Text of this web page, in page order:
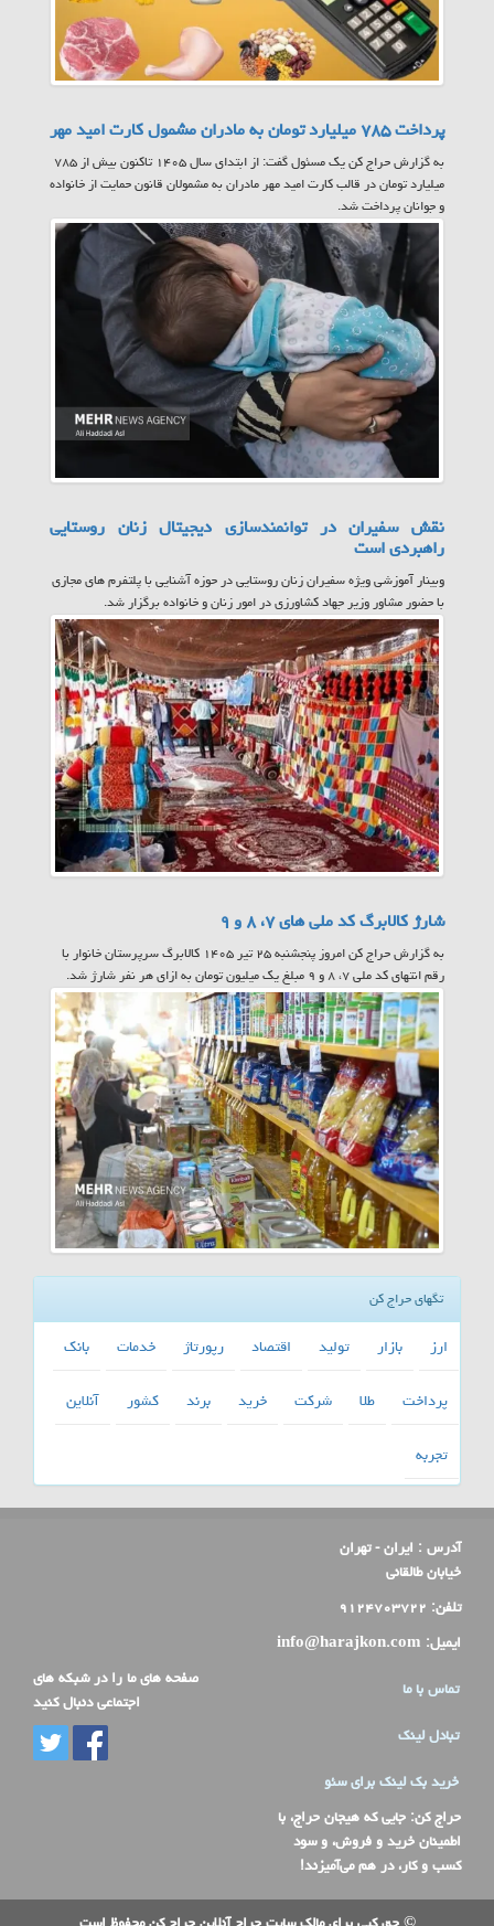
پرداخت ۷۸۵ میلیارد تومان به مادران مشمول کارت امید مهر
به گزارش حراج کن یک مسئول گفت: از ابتدای سال ۱۴۰۵ تاکنون بیش از ۷۸۵
میلیارد تومان در قالب کارت امید مهر مادران به مشمولان قانون حمایت از خانواده
و جوانان پرداخت شد.
نقش سفیران در توانمندسازی دیجیتال زنان روستایی
راهبردی است
وبینار آموزشی ویژه سفیران زنان روستایی در حوزه آشنایی با پلتفرم های مجازی
با حضور مشاور وزیر جهاد کشاورزی در امور زنان و خانواده برگزار شد.
شارژ کالابرگ کد ملی های ۷، ۸ و ۹
به گزارش حراج کن امروز پنجشنبه ۲۵ تیر ۱۴۰۵ کالابرگ سرپرستان خانوار با
رقم انتهای کد ملی ۷، ۸ و ۹ مبلغ یک میلیون تومان به ازای هر نفر شارژ شد.
تگهای حراج کن
ارز بازار تولید اقتصاد رپورتاژ خدمات
بانك
پرداخت
طلا شركت خرید برند كشور
آنلاین
تجربه
آدرس : ایران - تهران
خیابان طالقانی
تلفن: ۹۱۲۴۷۰۳۷۲۲
ایمیل: info@harajkon.com
تماس با ما
تبادل لینک
خرید بک لینک برای سئو
حراج کن: جایی که هیجان حراج، با
اطمینان خرید و فروش، و سود
کسب و کار، در هم می‌آمیزند!
صفحه های ما را در شبکه های
اجتماعی دنبال کنید